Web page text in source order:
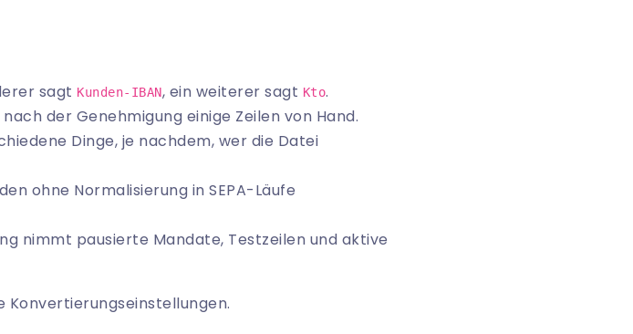
sagt Kunden-IBAN, ein weiterer sagt Kto.
der Genehmigung einige Zeilen von Hand.
Dinge, je nachdem, wer die Datei
ohne Normalisierung in SEPA-Läufe
nimmt pausierte Mandate, Testzeilen und aktive
Konvertierungseinstellungen.